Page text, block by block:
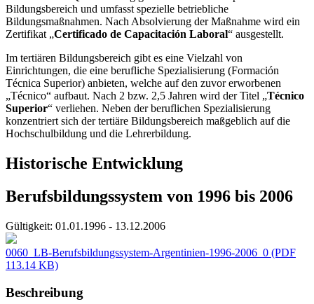
Bildungsbereich und umfasst spezielle betriebliche
Bildungsmaßnahmen. Nach Absolvierung der Maßnahme wird ein
Zertifikat „Certificado de Capacitación Laboral“ ausgestellt.
Im tertiären Bildungsbereich gibt es eine Vielzahl von
Einrichtungen, die eine berufliche Spezialisierung (Formación
Técnica Superior) anbieten, welche auf den zuvor erworbenen
„Técnico“ aufbaut. Nach 2 bzw. 2,5 Jahren wird der Titel „Técnico
Superior“ verliehen. Neben der beruflichen Spezialisierung
konzentriert sich der tertiäre Bildungsbereich maßgeblich auf die
Hochschulbildung und die Lehrerbildung.
Historische Entwicklung
Berufsbildungssystem von 1996 bis 2006
Gültigkeit: 01.01.1996 - 13.12.2006
0060_LB-Berufsbildungssystem-Argentinien-1996-2006_0 (PDF
113.14 KB)
Beschreibung